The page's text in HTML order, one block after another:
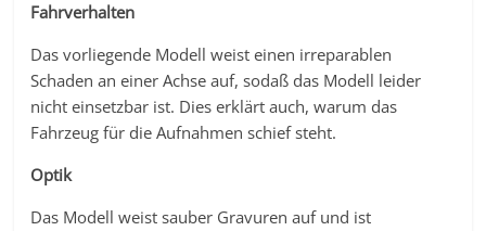
Fahrverhalten
Das vorliegende Modell weist einen irreparablen
Schaden an einer Achse auf, sodaß das Modell leider
nicht einsetzbar ist. Dies erklärt auch, warum das
Fahrzeug für die Aufnahmen schief steht.
Optik
Das Modell weist sauber Gravuren auf und ist